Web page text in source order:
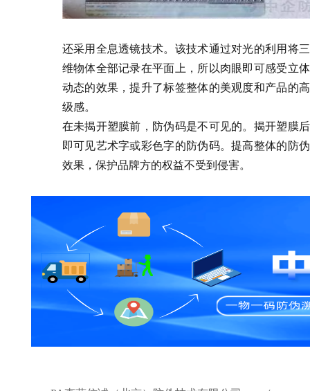
还采用全息透镜技术。该技术通过对光的利用将三
维物体全部记录在平面上，所以肉眼即可感受立体
动态的效果，提升了标签整体的美观度和产品的高
级感。
在未揭开塑膜前，防伪码是不可见的。揭开塑膜后
即可见艺术字或彩色字的防伪码。提高整体的防伪
效果，保护品牌方的权益不受到侵害。